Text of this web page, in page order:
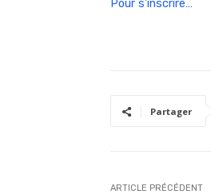
Pour s'inscrire…
Partager
ARTICLE PRÉCÉDENT